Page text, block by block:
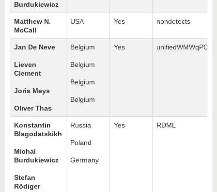
Burdukiewicz
Matthew N.
McCall
USA Yes nondetects
Jan De Neve
Lieven
Clement
Joris Meys
Oliver Thas
Belgium
Belgium
Belgium
Belgium
Yes unifiedWMWqPCR
Konstantin
Blagodatskikh
Michal
Burdukiewicz
Stefan
Rödiger
Russia
Poland
Germany
Yes RDML